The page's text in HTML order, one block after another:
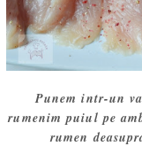
Punem intr-un
rumenim puiul pe
rumen